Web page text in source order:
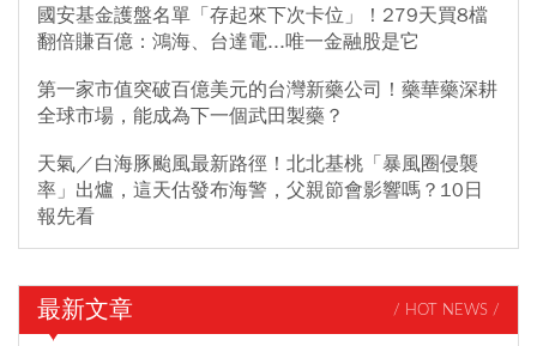
國安基金護盤名單「存起來下次卡位」！279天買8檔
翻倍賺百億：鴻海、台達電...唯一金融股是它
第一家市值突破百億美元的台灣新藥公司！藥華藥深耕
全球市場，能成為下一個武田製藥？
天氣／白海豚颱風最新路徑！北北基桃「暴風圈侵襲
率」出爐，這天估發布海警，父親節會影響嗎？10日
報先看
最新文章 / HOT NEWS /